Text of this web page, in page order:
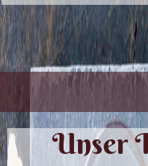
Unser